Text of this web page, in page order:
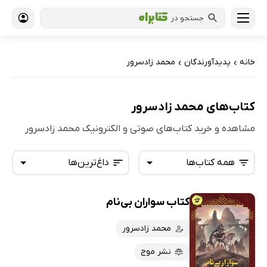
جستجو در
خانه › پدیدآورندگان › محمد زادسرور
کتاب‌های محمد زادسرور
مشاهده و خرید کتاب‌های صوتی و الکترونیک محمد زادسرور
داغ‌ترین‌ها
تازه‌ها
همه کتاب‌ها
همه کتاب‌ها
کتاب‌های صوتی
کتاب‌های متنی
کتاب سواران بی‌نام
محمد زادسرور
نشر موج